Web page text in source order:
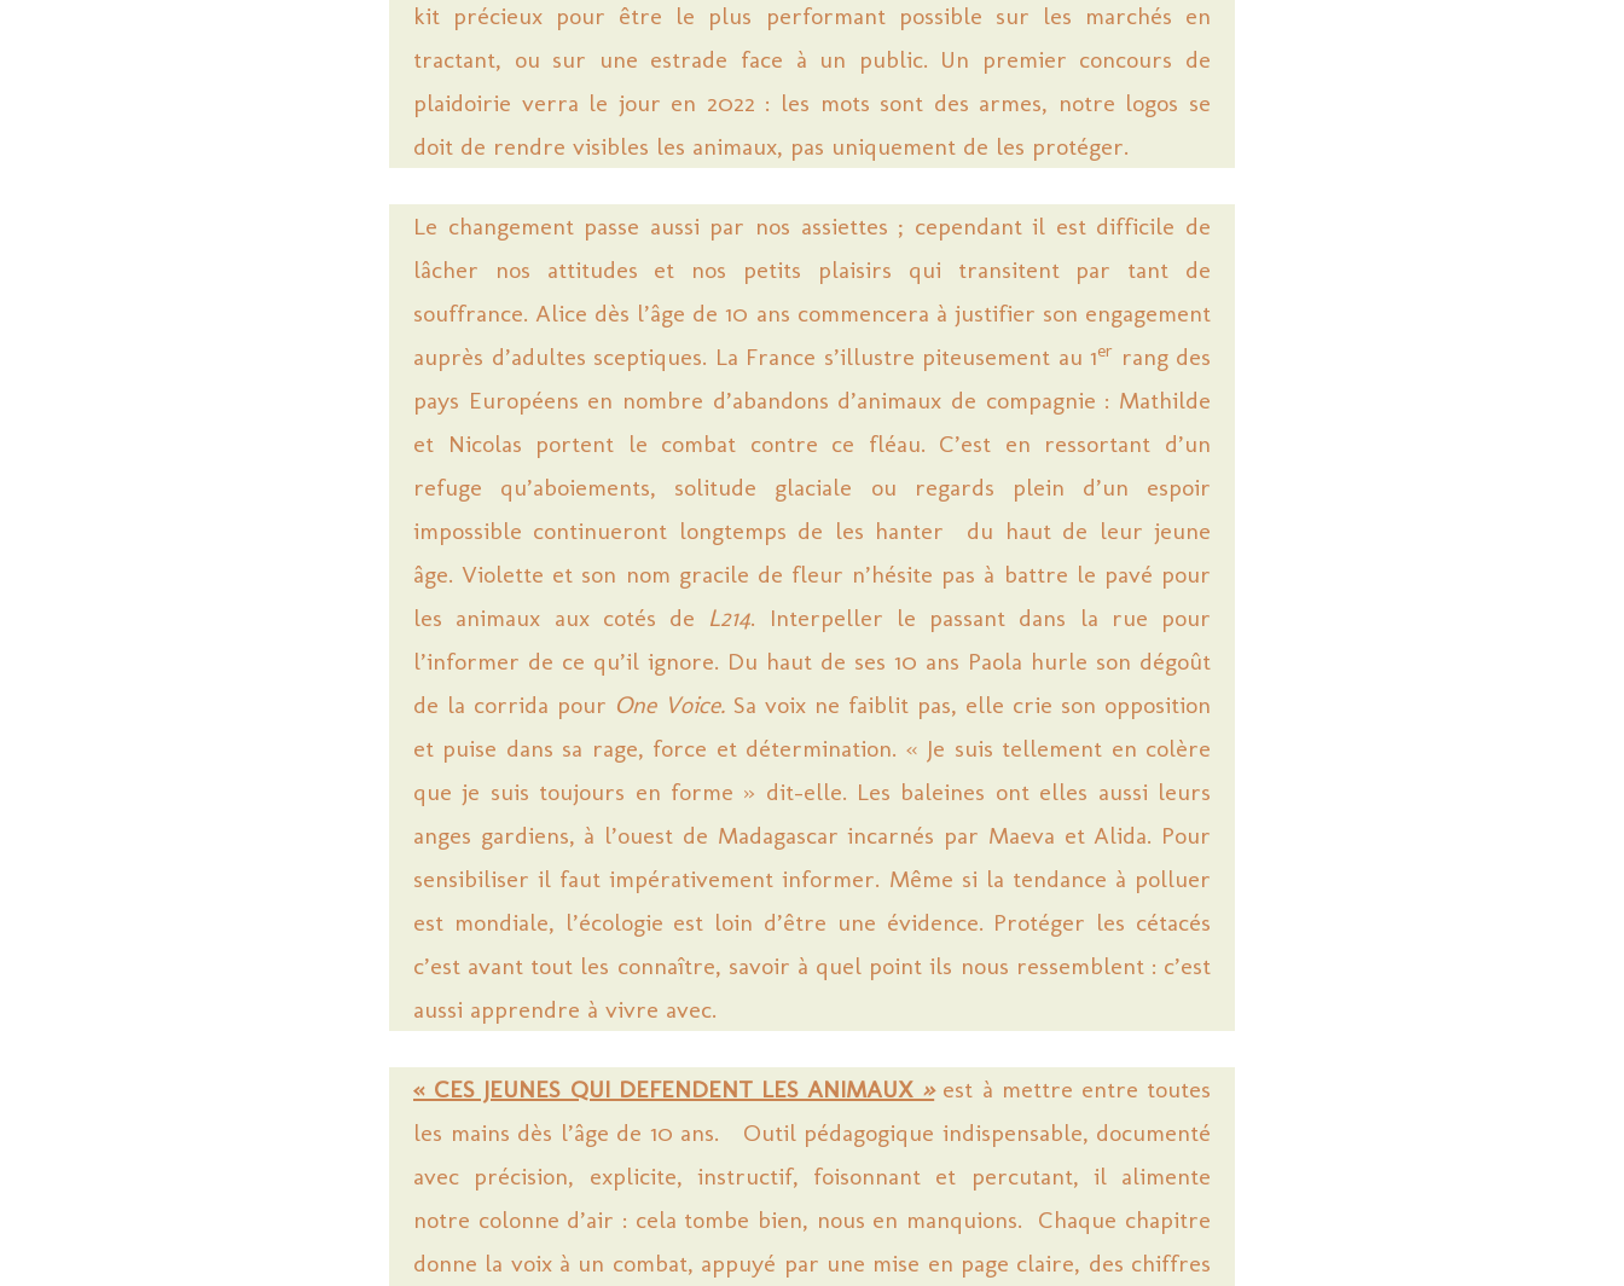
kit précieux pour être le plus performant possible sur les marchés en
tractant, ou sur une estrade face à un public. Un premier concours de
plaidoirie verra le jour en 2022 : les mots sont des armes, notre logos se
doit de rendre visibles les animaux, pas uniquement de les protéger.
Le changement passe aussi par nos assiettes ; cependant il est difficile de
lâcher nos attitudes et nos petits plaisirs qui transitent par tant de
souffrance. Alice dès l’âge de 10 ans commencera à justifier son engagement
auprès d’adultes sceptiques. La France s’illustre piteusement au 1er rang des
pays Européens en nombre d’abandons d’animaux de compagnie : Mathilde
et Nicolas portent le combat contre ce fléau. C’est en ressortant d’un
refuge qu’aboiements, solitude glaciale ou regards plein d’un espoir
impossible continueront longtemps de les hanter du haut de leur jeune
âge. Violette et son nom gracile de fleur n’hésite pas à battre le pavé pour
les animaux aux cotés de L214. Interpeller le passant dans la rue pour
l’informer de ce qu’il ignore. Du haut de ses 10 ans Paola hurle son dégoût
de la corrida pour One Voice. Sa voix ne faiblit pas, elle crie son opposition
et puise dans sa rage, force et détermination. « Je suis tellement en colère
que je suis toujours en forme » dit-elle. Les baleines ont elles aussi leurs
anges gardiens, à l’ouest de Madagascar incarnés par Maeva et Alida. Pour
sensibiliser il faut impérativement informer. Même si la tendance à polluer
est mondiale, l’écologie est loin d’être une évidence. Protéger les cétacés
c’est avant tout les connaître, savoir à quel point ils nous ressemblent : c’est
aussi apprendre à vivre avec.
« CES JEUNES QUI DEFENDENT LES ANIMAUX »est à mettre entre toutes
les mains dès l’âge de 10 ans. Outil pédagogique indispensable, documenté
avec précision, explicite, instructif, foisonnant et percutant, il alimente
notre colonne d’air : cela tombe bien, nous en manquions. Chaque chapitre
donne la voix à un combat, appuyé par une mise en page claire, des chiffres